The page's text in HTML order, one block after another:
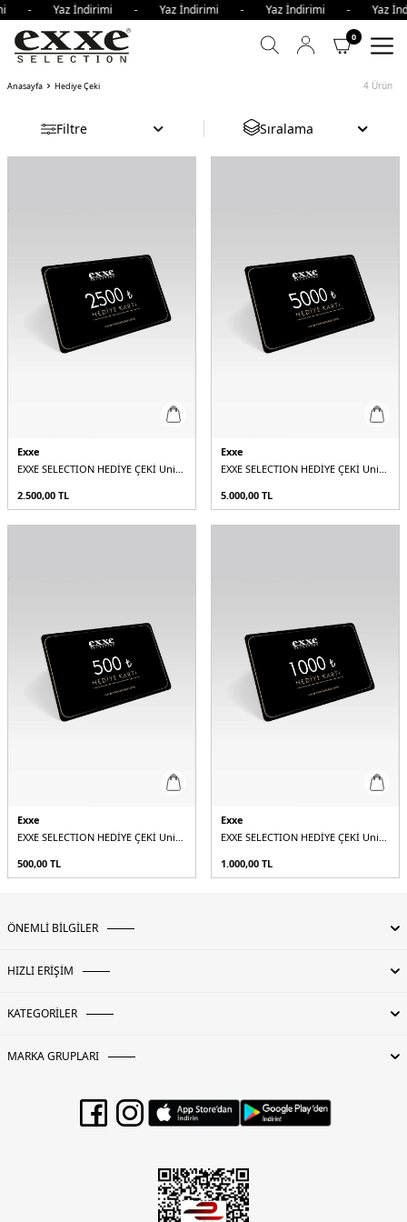
- Yaz İndirimi - Yaz İndirimi - Yaz İndirimi -
0
Anasayfa Hediye Çeki 4 Ürün
Filtre Sıralama
Exxe
EXXE SELECTION HEDİYE ÇEKİ Unisex
2.500,00 TL
Exxe
EXXE SELECTION HEDİYE ÇEKİ Unisex
5.000,00 TL
Exxe
EXXE SELECTION HEDİYE ÇEKİ Unisex
500,00 TL
Exxe
EXXE SELECTION HEDİYE ÇEKİ Unisex
1.000,00 TL
ÖNEMLİ BİLGİLER
HIZLI ERİŞİM
KATEGORİLER
MARKA GRUPLARI